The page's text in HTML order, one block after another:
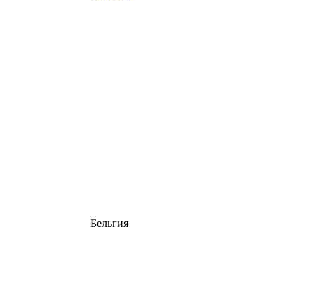
Бельгия